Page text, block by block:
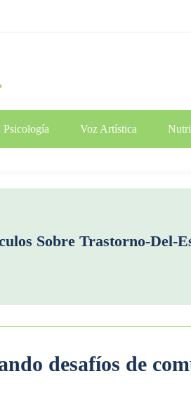
Psicología Voz Artística
Sobre Trastorno-Del-
desafíos de